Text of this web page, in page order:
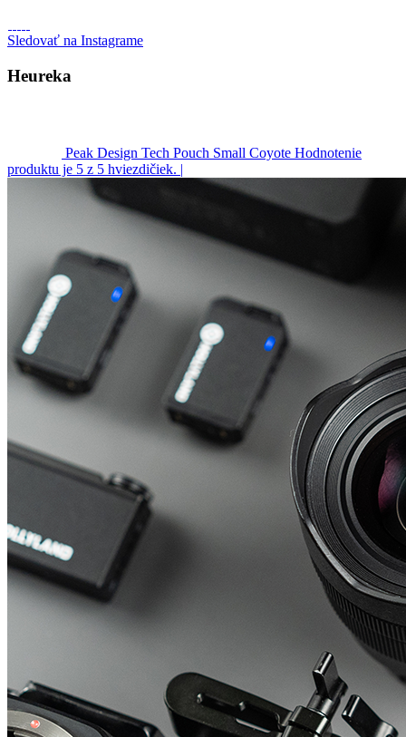
Sledovať na Instagrame
Heureka
Peak Design Tech Pouch Small Coyote Hodnotenie
produktu je 5 z 5 hviezdičiek. |